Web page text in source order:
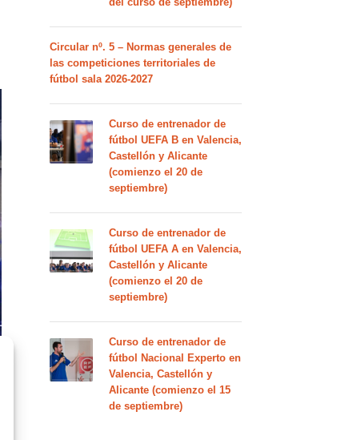
Circular nº. 5 – Normas generales de
las competiciones territoriales de
fútbol sala 2026-2027
Curso de entrenador de
fútbol UEFA B en Valencia,
Castellón y Alicante
(comienzo el 20 de
septiembre)
Curso de entrenador de
fútbol UEFA A en Valencia,
Castellón y Alicante
(comienzo el 20 de
septiembre)
Curso de entrenador de
fútbol Nacional Experto en
Valencia, Castellón y
Alicante (comienzo el 15
de septiembre)